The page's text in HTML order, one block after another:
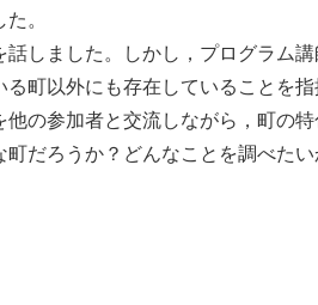
。
しました。しかし，プログラム
町以外にも存在していることを指
の参加者と交流しながら，町の
だろうか？どんなことを調べた